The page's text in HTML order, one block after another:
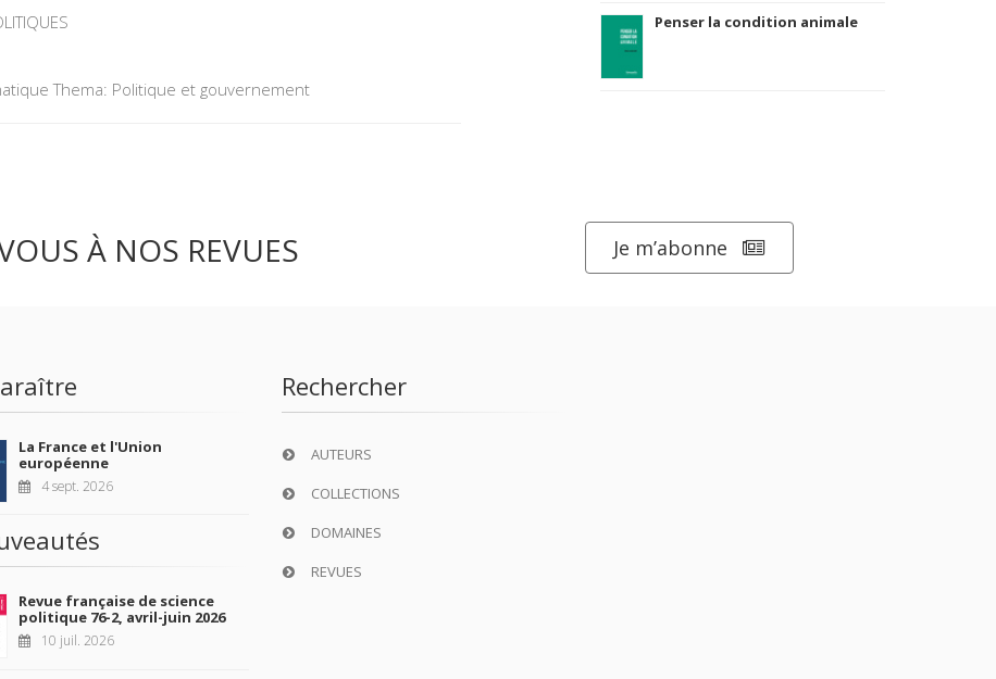
Thema: Politique et gouvernement
Penser la condition animale
À NOS REVUES Je m’abonne
La France et l'Union
européenne
4 sept. 2026
Revue française de science
politique 76-2, avril-juin 2026
10 juil. 2026
Rechercher
AUTEURS
COLLECTIONS
DOMAINES
REVUES